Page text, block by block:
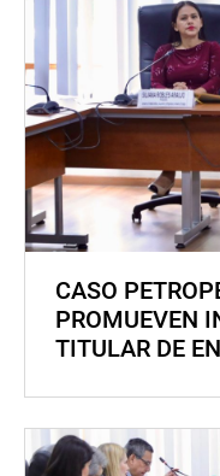
CASO
PROMUEVEN
TITULAR DE